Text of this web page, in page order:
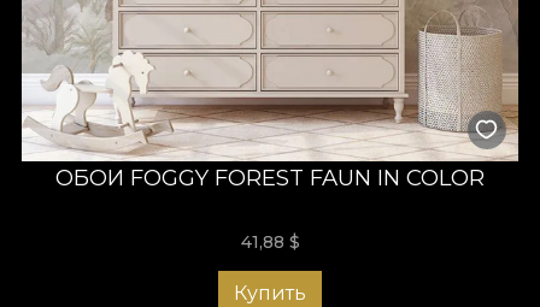
ОБОИ FOGGY FOREST FAUN IN COLOR
41,88 $
Купить